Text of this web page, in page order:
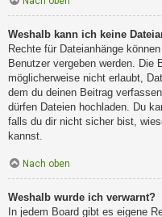
Weshalb kann ich keine
Rechte für Dateianhänge
Benutzer vergeben werden. Die
möglicherweise nicht erlaubt,
dem du deinen Beitrag
dürfen Dateien hochladen. Du
falls du dir nicht sicher bist,
kannst.
Nach oben
Weshalb wurde ich verwarnt?
In jedem Board gibt es eigene